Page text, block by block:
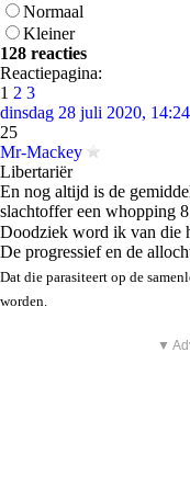
Normaal
Kleiner
128 reacties
Reactiepagina:
1 2 3
dinsdag 28 juli 2020,
25
Mr-Mackey
Libertariër
En nog altijd is de
slachtoffer een whopping
Doodziek word ik van die
De progressief en de
Dat die parasiteert op de
worden.
▼